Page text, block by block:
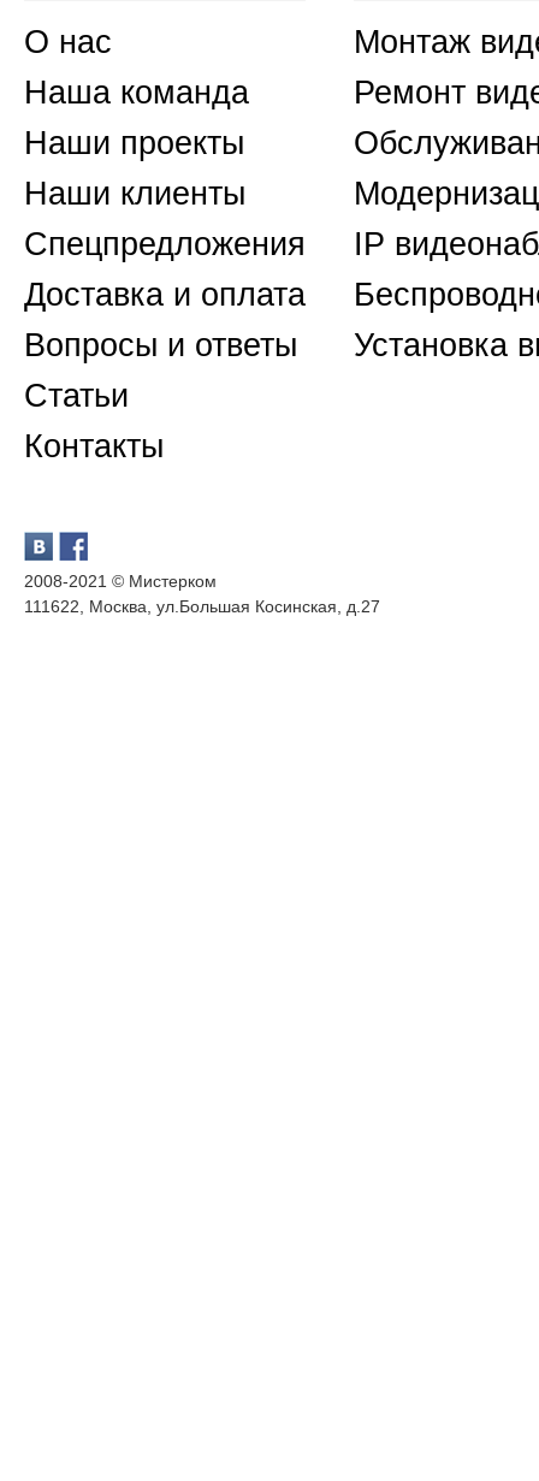
О нас
Наша команда
Наши проекты
Наши клиенты
Спецпредложения
Доставка и оплата
Вопросы и ответы
Статьи
Контакты
2008-2021 © Мистерком
111622, Москва, ул.Большая Косинская, д.27
Монтаж
Ремонт
IP
Установка